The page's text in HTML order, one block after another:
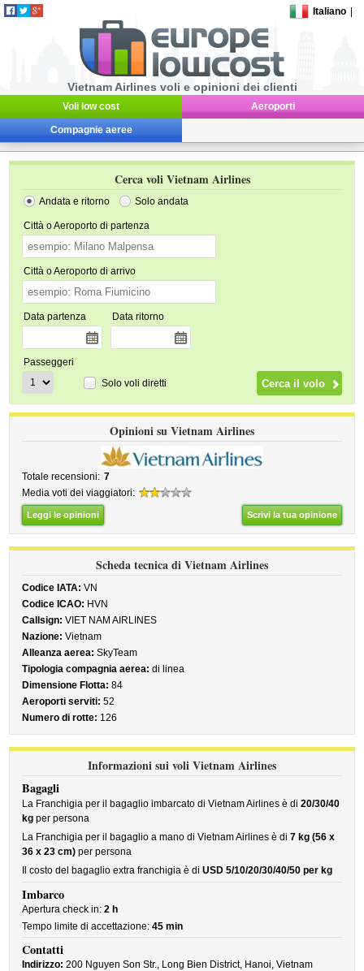
Italiano
Vietnam Airlines voli e opinioni dei clienti
Voli low cost Aeroporti
Compagnie aeree
Cerca voli Vietnam Airlines
Andata e ritorno Solo andata
Città o Aeroporto di partenza
Città o Aeroporto di arrivo
Data partenza Data ritorno
Passeggeri
Solo voli diretti
Opinioni su Vietnam Airlines
Totale recensioni: 7
Media voti dei viaggiatori:
Leggi le opinioni Scrivi la tua opinione
Scheda tecnica di Vietnam Airlines
Codice IATA: VN
Codice ICAO: HVN
Callsign: VIET NAM AIRLINES
Nazione: Vietnam
Alleanza aerea: SkyTeam
Tipologia compagnia aerea: di linea
Dimensione Flotta: 84
Aeroporti serviti: 52
Numero di rotte: 126
Informazioni sui voli Vietnam Airlines
Bagagli
La Franchigia per il bagaglio imbarcato di Vietnam Airlines è di20/30/40
kg per persona
La Franchigia per il bagaglio a mano di Vietnam Airlines è di7 kg (56 x
36 x 23 cm) per persona
Il costo del bagaglio extra franchigia è diUSD 5/10/20/30/40/50 per kg
Imbarco
Apertura check in:2 h
Tempo limite di accettazione:45 min
Contatti
Indirizzo: 200 Nguyen Son Str., Long Bien District, Hanoi, Vietnam